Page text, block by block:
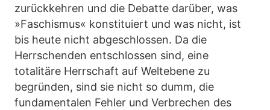
zurückkehren und die Debatte darüber, was
»Faschismus« konstituiert und was nicht, ist
bis heute nicht abgeschlossen. Da die
Herrschenden entschlossen sind, eine
totalitäre Herrschaft auf Weltebene zu
begründen, sind sie nicht so dumm, die
fundamentalen Fehler und Verbrechen des